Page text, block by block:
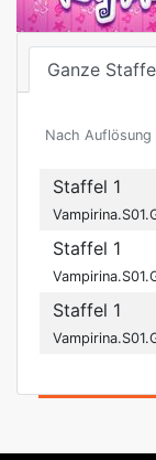
Ganze
Nach Auflösung
Staffel 1
Staffel 1
Staffel 1